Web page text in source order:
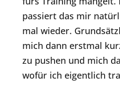
passiert das mir
mal wieder.
mich dann erstmal
zu pushen und mich
wofür ich eigentlich